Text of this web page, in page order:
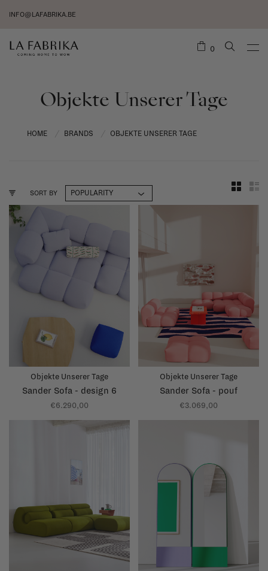
INFO@LAFABRIKA.BE
0
Objekte Unserer Tage
HOME BRANDS OBJEKTE UNSERER TAGE
SORT BY
Objekte Unserer Tage
Sander Sofa - design 6
€6.290,00
Objekte Unserer Tage
Sander Sofa - pouf
€3.069,00